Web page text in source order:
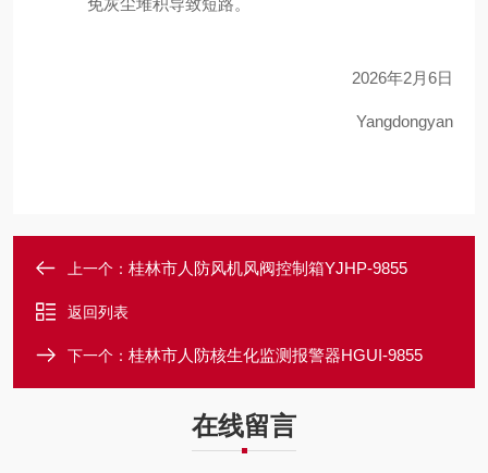
免灰尘堆积导致短路。
2026年2月6日
Yangdongyan
上一个： 桂林市人防风机风阀控制箱YJHP-9855
返回列表
下一个： 桂林市人防核生化监测报警器HGUI-9855
在线留言